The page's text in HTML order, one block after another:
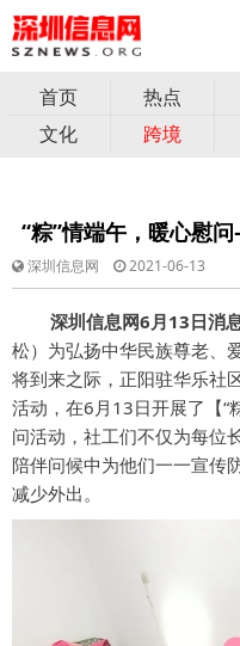
首页 热点
文化
跨境
“粽”情端午，暖心慰
深圳信息网 2021-06-13
深圳信息网6月13日消
松）为弘扬中华民族尊老、
将到来之际，正阳驻华乐社
活动，在6月13日开展了【“
问活动，社工们不仅为每位
陪伴问候中为他们一一宣传
减少外出。